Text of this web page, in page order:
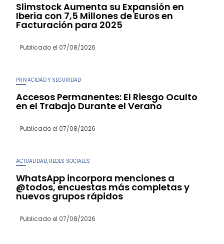
Slimstock Aumenta su Expansión en
Iberia con 7,5 Millones de Euros en
Facturación para 2025
Publicado el 07/08/2026
PRIVACIDAD Y SEGURIDAD
Accesos Permanentes: El Riesgo Oculto
en el Trabajo Durante el Verano
Publicado el 07/08/2026
ACTUALIDAD REDES SOCIALES
WhatsApp incorpora menciones a
@todos, encuestas más completas y
nuevos grupos rápidos
Publicado el 07/08/2026